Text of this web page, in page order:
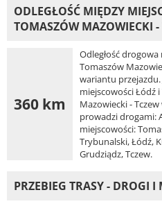
ODLEGŁOŚĆ MIĘDZY
TOMASZÓW MAZOWIECKI -
360 km
Odległość
Tomaszów
wariantu przejazdu.
miejscowości Łódź i
Mazowiecki -
prowadzi drogami:
miejscowości:
Trybunalski, Łódź,
Grudziądz, Tczew.
PRZEBIEG TRASY - DROGI I